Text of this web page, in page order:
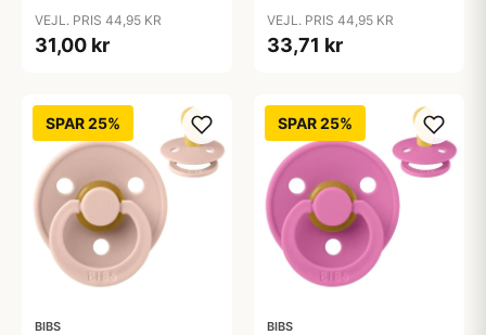
VEJL. PRIS 44,95 KR
31,00 kr
VEJL. PRIS 44,95 KR
33,71 kr
SPAR 25%
BIBS
SPAR 25%
BIBS